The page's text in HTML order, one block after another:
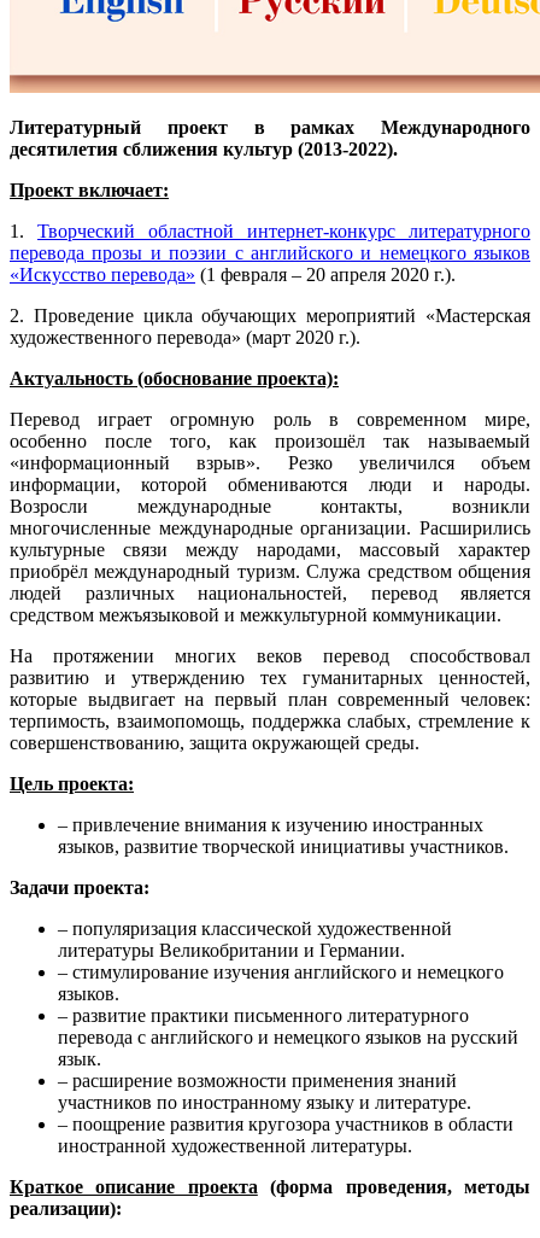
Литературный проект в рамках Международного
десятилетия сближения культур (2013-2022).
Проект включает:
1. Творческий областной интернет-конкурс литературного
перевода прозы и поэзии с английского и немецкого языков
«Искусство перевода» (1 февраля – 20 апреля 2020 г.).
2. Проведение цикла обучающих мероприятий «Мастерская
художественного перевода» (март 2020 г.).
Актуальность (обоснование проекта):
Перевод играет огромную роль в современном мире,
особенно после того, как произошёл так называемый
«информационный взрыв». Резко увеличился объем
информации, которой обмениваются люди и народы.
Возросли международные контакты, возникли
многочисленные международные организации. Расширились
культурные связи между народами, массовый характер
приобрёл международный туризм. Служа средством общения
людей различных национальностей, перевод является
средством межъязыковой и межкультурной коммуникации.
На протяжении многих веков перевод способствовал
развитию и утверждению тех гуманитарных ценностей,
которые выдвигает на первый план современный человек:
терпимость, взаимопомощь, поддержка слабых, стремление к
совершенствованию, защита окружающей среды.
Цель проекта:
– привлечение внимания к изучению иностранных
языков, развитие творческой инициативы участников.
Задачи проекта:
– популяризация классической художественной
литературы Великобритании и Германии.
– стимулирование изучения английского и немецкого
языков.
– развитие практики письменного литературного
перевода с английского и немецкого языков на русский
язык.
– расширение возможности применения знаний
участников по иностранному языку и литературе.
– поощрение развития кругозора участников в области
иностранной художественной литературы.
Краткое описание проекта (форма проведения, методы
реализации):